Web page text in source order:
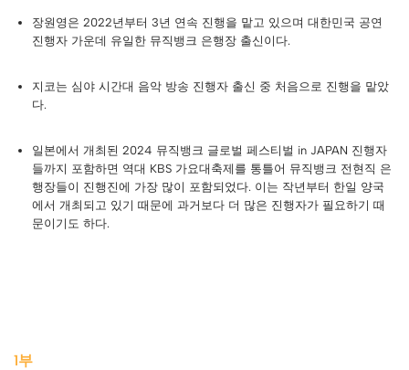
장원영은 2022년부터 3년 연속 진행을 맡고 있으며 대한민국 공연
진행자 가운데 유일한 뮤직뱅크 은행장 출신이다.
지코는 심야 시간대 음악 방송 진행자 출신 중 처음으로 진행을 맡았
다.
일본에서 개최된 2024 뮤직뱅크 글로벌 페스티벌 in JAPAN 진행자
들까지 포함하면 역대 KBS 가요대축제를 통틀어 뮤직뱅크 전현직 은
행장들이 진행진에 가장 많이 포함되었다. 이는 작년부터 한일 양국
에서 개최되고 있기 때문에 과거보다 더 많은 진행자가 필요하기 때
문이기도 하다.
1부